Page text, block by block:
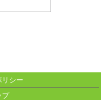
リシー
プ